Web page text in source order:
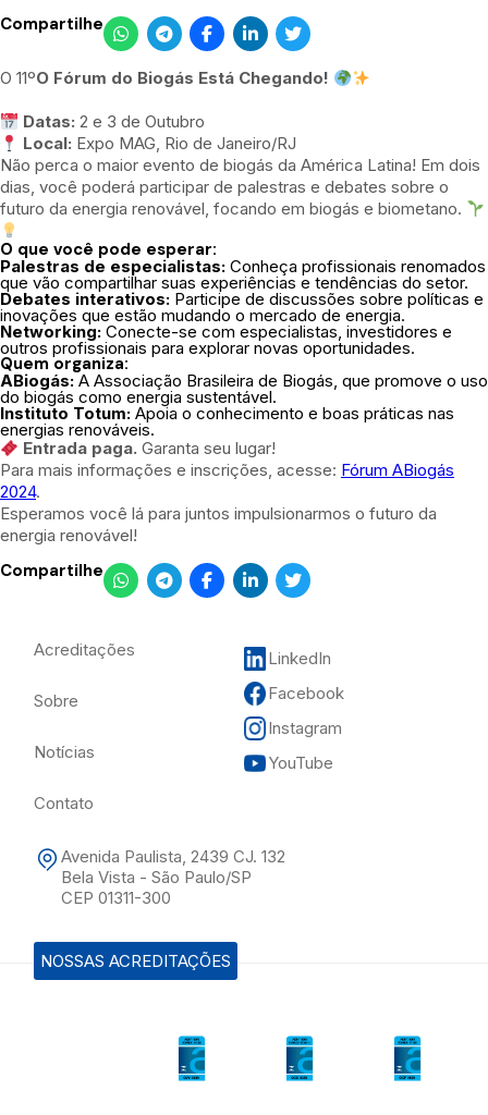
Compartilhe
O 11ºO Fórum do Biogás Está Chegando!
Datas: 2 e 3 de Outubro
Local: Expo MAG, Rio de Janeiro/RJ
Não perca o maior evento de biogás da América Latina! Em dois
dias, você poderá participar de palestras e debates sobre o
futuro da energia renovável, focando em biogás e biometano.
O que você pode esperar:
Palestras de especialistas: Conheça profissionais renomados
que vão compartilhar suas experiências e tendências do setor.
Debates interativos: Participe de discussões sobre políticas e
inovações que estão mudando o mercado de energia.
Networking: Conecte-se com especialistas, investidores e
outros profissionais para explorar novas oportunidades.
Quem organiza:
ABiogás: A Associação Brasileira de Biogás, que promove o uso
do biogás como energia sustentável.
Instituto Totum: Apoia o conhecimento e boas práticas nas
energias renováveis.
Entrada paga. Garanta seu lugar!
Para mais informações e inscrições, acesse: Fórum ABiogás
2024.
Esperamos você lá para juntos impulsionarmos o futuro da
energia renovável!
Compartilhe
Acreditações
Sobre
Notícias
Contato
Avenida Paulista, 2439 CJ. 132
Bela Vista - São Paulo/SP
CEP 01311-300
LinkedIn
Facebook
Instagram
YouTube
NOSSAS ACREDITAÇÕES